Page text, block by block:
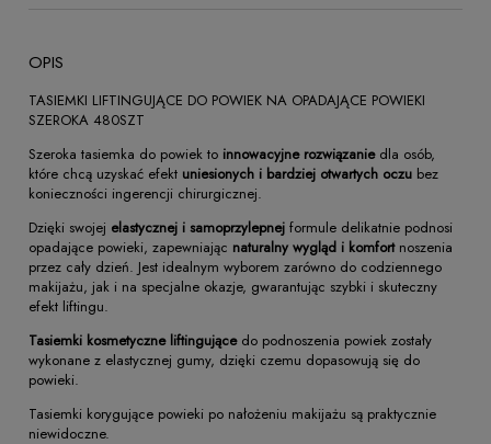
OPIS
TASIEMKI LIFTINGUJĄCE DO POWIEK NA OPADAJĄCE POWIEKI
SZEROKA 480SZT
Szeroka tasiemka do powiek to innowacyjne rozwiązaniedla osób,
które chcą uzyskać efekt uniesionych i bardziej otwartych oczu bez
konieczności ingerencji chirurgicznej.
Dzięki swojej elastycznej i samoprzylepnej formule delikatnie podnosi
opadające powieki, zapewniając naturalny wygląd i komfortnoszenia
przez cały dzień. Jest idealnym wyborem zarówno do codziennego
makijażu, jak i na specjalne okazje, gwarantując szybki i skuteczny
efekt liftingu.
Tasiemki kosmetyczne liftingujące do podnoszenia powiek zostały
wykonane z elastycznej gumy, dzięki czemu dopasowują się do
powieki.
Tasiemki korygujące powieki po nałożeniu makijażu są praktycznie
niewidoczne.